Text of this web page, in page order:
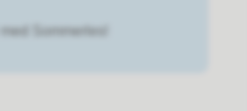
Sommerles!